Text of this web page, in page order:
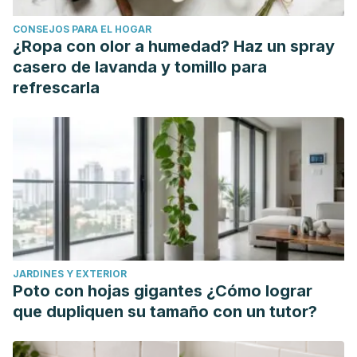
textiles históricos. Universidad Estatal de Ohio.
https://u.osu.edu/clotheslines/2018/11/16/the-history-
behind-animal-prints/
CONSEJOS PARA EL HOGAR
¿Ropa con olor a humedad? Haz un spray
casero de lavanda y tomillo para
refrescarla
JARDINES Y EXTERIOR
Poto con hojas gigantes ¿Cómo lograr
que dupliquen su tamaño con un tutor?